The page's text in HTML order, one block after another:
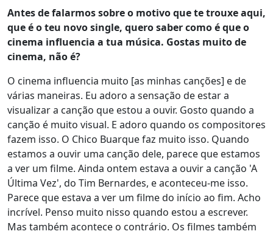
Antes de falarmos sobre o motivo que te trouxe aqui,
que é o teu novo single, quero saber como é que o
cinema influencia a tua música. Gostas muito de
cinema, não é?
O cinema influencia muito [as minhas canções] e de
várias maneiras. Eu adoro a sensação de estar a
visualizar a canção que estou a ouvir. Gosto quando a
canção é muito visual. E adoro quando os compositores
fazem isso. O Chico Buarque faz muito isso. Quando
estamos a ouvir uma canção dele, parece que estamos
a ver um filme. Ainda ontem estava a ouvir a canção 'A
Última Vez', do Tim Bernardes, e aconteceu-me isso.
Parece que estava a ver um filme do início ao fim. Acho
incrível. Penso muito nisso quando estou a escrever.
Mas também acontece o contrário. Os filmes também